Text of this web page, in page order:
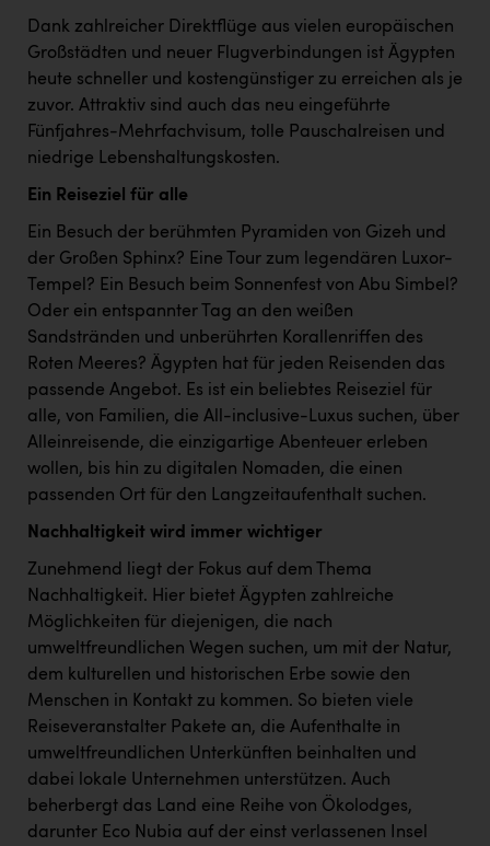
Vier Diamanten
Vorlagenportal
Wir besiegen Krebs
Wirtschaftskammer OÖ
ZGONC
ZULuft - Zukunft Luft Austria
z.l.ö.
Österreichisches Hebammengremium
Wirtschaftskammer OÖ Energiehandel
Dopgas
kunden basics
kontakt
Dank zahlreicher Direktflüge aus vielen europäischen
Großstädten und neuer Flugverbindungen ist Ägypten
heute schneller und kostengünstiger zu erreichen als je
zuvor. Attraktiv sind auch das neu eingeführte
Fünfjahres-Mehrfachvisum, tolle Pauschalreisen und
niedrige Lebenshaltungskosten.
Ein Reiseziel für alle
Ein Besuch der berühmten Pyramiden von Gizeh und
der Großen Sphinx? Eine Tour zum legendären Luxor-
Tempel? Ein Besuch beim Sonnenfest von Abu Simbel?
Oder ein entspannter Tag an den weißen
Sandstränden und unberührten Korallenriffen des
Roten Meeres? Ägypten hat für jeden Reisenden das
passende Angebot. Es ist ein beliebtes Reiseziel für
alle, von Familien, die All-inclusive-Luxus suchen, über
Alleinreisende, die einzigartige Abenteuer erleben
wollen, bis hin zu digitalen Nomaden, die einen
passenden Ort für den Langzeitaufenthalt suchen.
Nachhaltigkeit wird immer wichtiger
Zunehmend liegt der Fokus auf dem Thema
Nachhaltigkeit. Hier bietet Ägypten zahlreiche
Möglichkeiten für diejenigen, die nach
umweltfreundlichen Wegen suchen, um mit der Natur,
dem kulturellen und historischen Erbe sowie den
Menschen in Kontakt zu kommen. So bieten viele
Reiseveranstalter Pakete an, die Aufenthalte in
umweltfreundlichen Unterkünften beinhalten und
dabei lokale Unternehmen unterstützen. Auch
beherbergt das Land eine Reihe von Ökolodges,
darunter Eco Nubia auf der einst verlassenen Insel